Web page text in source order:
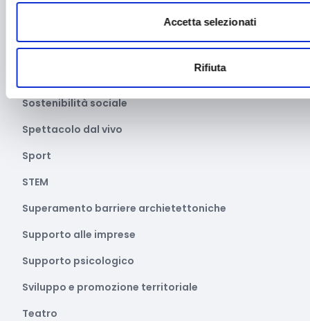
Accetta selezionati
Rifiuta
Smart cities
Sostenibilità sociale
Spettacolo dal vivo
Sport
STEM
Superamento barriere archietettoniche
Supporto alle imprese
Supporto psicologico
Sviluppo e promozione territoriale
Teatro